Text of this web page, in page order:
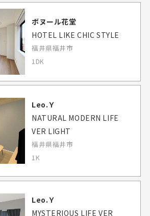
ボヌール花堂
HOTEL LIKE CHIC STYLE
福井県福井市
1DK
Leo.Ｙ
NATURAL MODERN LIFE
VER LIGHT
福井県福井市
1K
Leo.Ｙ
MYSTERIOUS LIFE VER